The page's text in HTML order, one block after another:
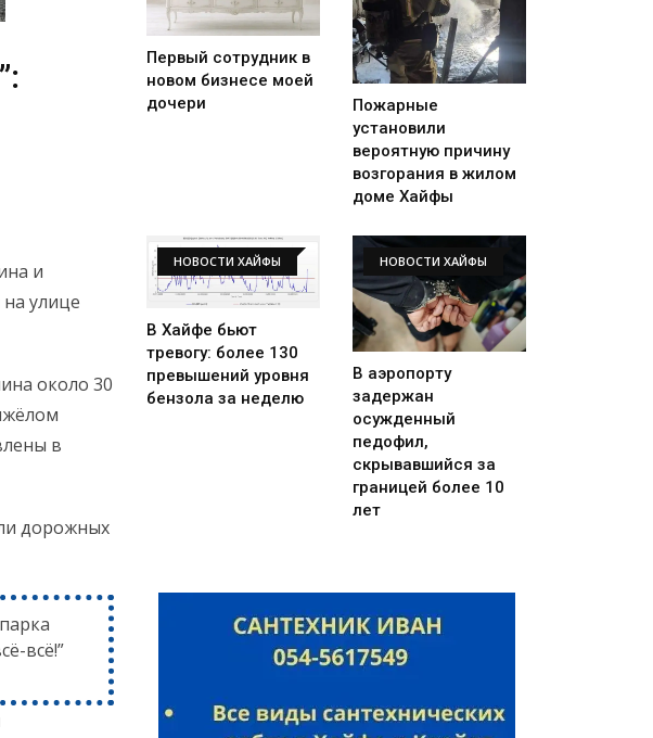
и
улице
около 30
в
дорожных
всё!”
Первый сотрудник в
новом бизнесе моей
дочери
Пожарные
установили
вероятную причину
возгорания в жилом
доме Хайфы
НОВОСТИ ХАЙФЫ
В Хайфе бьют
тревогу: более 130
превышений уровня
бензола за неделю
НОВОСТИ ХАЙФЫ
В аэропорту
задержан
осужденный
педофил,
скрывавшийся за
границей более 10
лет